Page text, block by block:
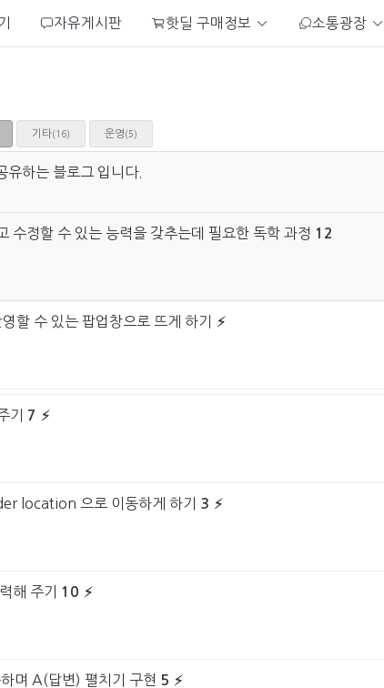
자유게시판 핫딜 구매정보 소통광장
기타(16) 운영 (5)
유하는 블로그 입니다.
수정할 수 있는 능력을 갖추는데 필요한 독학 과정 12
할 수 있는 팝업창으로 뜨게 하기
기 7
location 으로 이동하게 하기 3
해 주기 10
며 A(답변) 펼치기 구현 5